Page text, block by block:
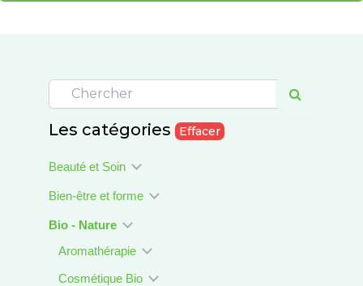
Les catégories Effacer
Beauté et Soin
Bien-être et forme
Bio - Nature
Aromathérapie
Cosmétique Bio